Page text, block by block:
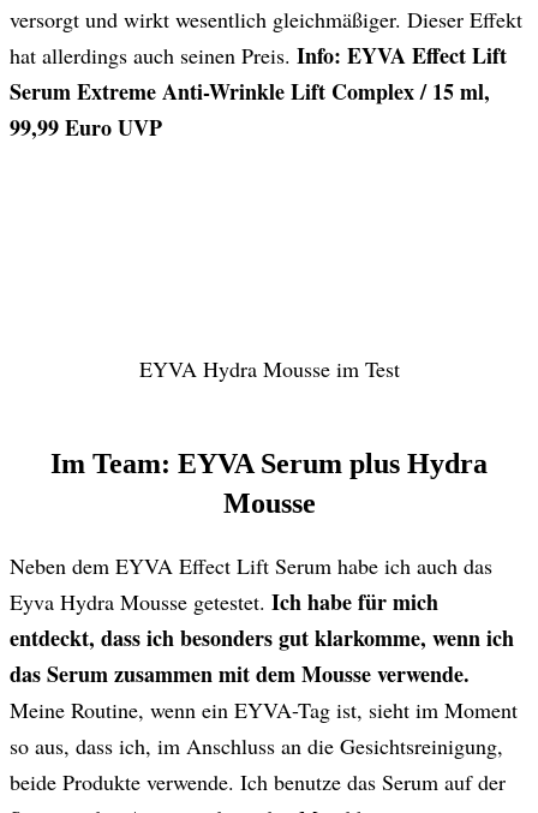
versorgt und wirkt wesentlich gleichmäßiger. Dieser Effekt
hat allerdings auch seinen Preis. Info: EYVA Effect Lift
Serum Extreme Anti-Wrinkle Lift Complex / 15 ml,
99,99 Euro UVP
EYVA Hydra Mousse im Test
Im Team: EYVA Serum plus Hydra
Mousse
Neben dem EYVA Effect Lift Serum habe ich auch das
Eyva Hydra Mousse getestet. Ich habe für mich
entdeckt, dass ich besonders gut klarkomme, wenn ich
das Serum zusammen mit dem Mousse verwende.
Meine Routine, wenn ein EYVA-Tag ist, sieht im Moment
so aus, dass ich, im Anschluss an die Gesichtsreinigung,
beide Produkte verwende. Ich benutze das Serum auf der